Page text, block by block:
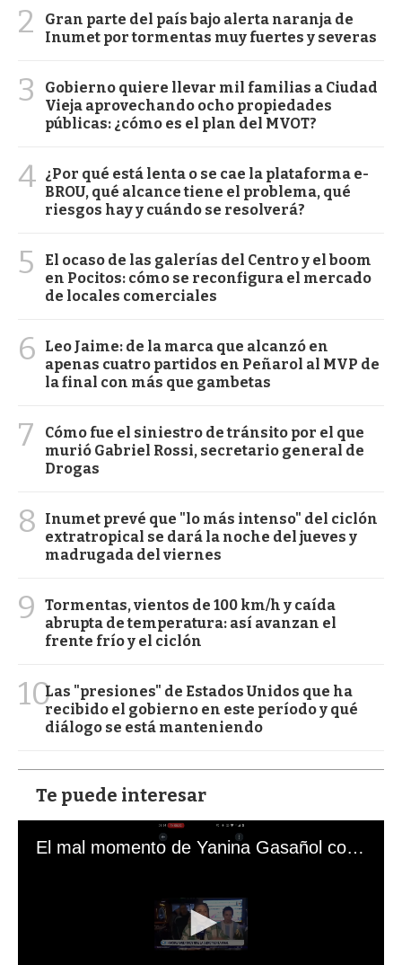
2
Gran parte del país bajo alerta naranja de
Inumet por tormentas muy fuertes y severas
3
Gobierno quiere llevar mil familias a Ciudad
Vieja aprovechando ocho propiedades
públicas: ¿cómo es el plan del MVOT?
4 ¿Por qué está lenta o se cae la plataforma e-
BROU, qué alcance tiene el problema, qué
riesgos hay y cuándo se resolverá?
5
El ocaso de las galerías del Centro y el boom
en Pocitos: cómo se reconfigura el mercado
de locales comerciales
6
Leo Jaime: de la marca que alcanzó en
apenas cuatro partidos en Peñarol al MVP de
la final con más que gambetas
7
Cómo fue el siniestro de tránsito por el que
murió Gabriel Rossi, secretario general de
Drogas
8
Inumet prevé que "lo más intenso" del ciclón
extratropical se dará la noche del jueves y
madrugada del viernes
9
Tormentas, vientos de 100 km/h y caída
abrupta de temperatura: así avanzan el
frente frío y el ciclón
10Las "presiones" de Estados Unidos que ha
recibido el gobierno en este período y qué
diálogo se está manteniendo
Te puede interesar
El mal momento de Yanina Gasañol con un hincha argentino en "Subrayado"